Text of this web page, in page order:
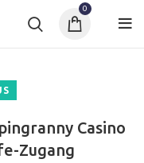
0
Casino
Zugang